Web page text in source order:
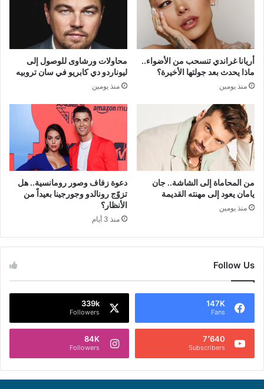
أريانا غراندي تنسحب من الأضواء..
ماذا يحدث بعد جولتها الأخيرة؟
منذ يومين
محاولات ورشاوى للوصول إلى
ليوناردو دي كابريو في سان تروبيه
منذ يومين
من المحاماة إلى الشاشة.. جان
يامان يعود إلى مهنته القديمة
منذ يومين
دعوة زفاف وصور رومانسية.. هل
تزوّج رونالدو وجورجينا بعيداً من
الأنظار؟
منذ 3 أيام
Follow Us
147K
Fans
339k
Followers
7٬640
Subscribers
84K
Followers